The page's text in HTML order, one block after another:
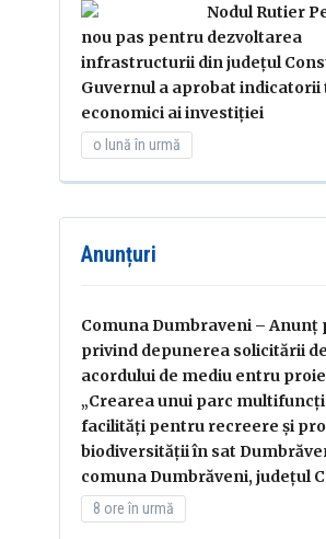
Nodul Rutier
nou pas pentru dezvoltarea
infrastructurii din județul
Guvernul a aprobat indicatorii
economici ai investiției
o lună în urmă
Anunțuri
Comuna Dumbraveni – Anunț
privind depunerea solicitării
acordului de mediu entru
„Crearea unui parc
facilități pentru recreere și
biodiversității în sat
comuna Dumbrăveni, județul
8 ore în urmă